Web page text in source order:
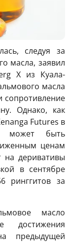
следуя за
масла, заявил
X из Куала-
масла
сопротивление
Однако, как
Futures в
может быть
ценам
на деривативы
в ​​сентябре
ринггитов за
масло
достижения
предыдущей